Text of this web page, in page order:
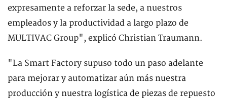
expresamente a reforzar la sede, a nuestros
empleados y la productividad a largo plazo de
MULTIVAC Group", explicó Christian Traumann.
"La Smart Factory supuso todo un paso adelante
para mejorar y automatizar aún más nuestra
producción y nuestra logística de piezas de repuesto